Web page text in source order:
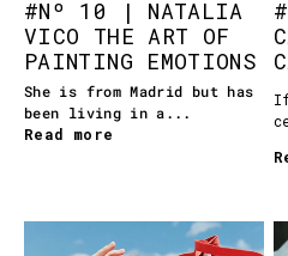
#Nº 10 | NATALIA
VICO THE ART OF
PAINTING EMOTIONS
She is from Madrid but has
been living in a...
Read more